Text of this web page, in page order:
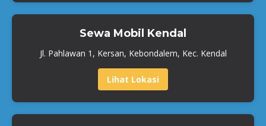
Sewa Mobil Kendal
Jl. Pahlawan 1, Kersan, Kebondalem, Kec. Kendal
Lihat Lokasi